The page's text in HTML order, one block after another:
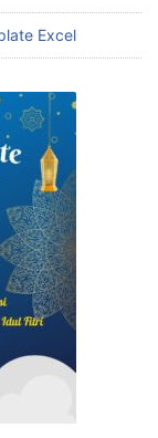
Excel